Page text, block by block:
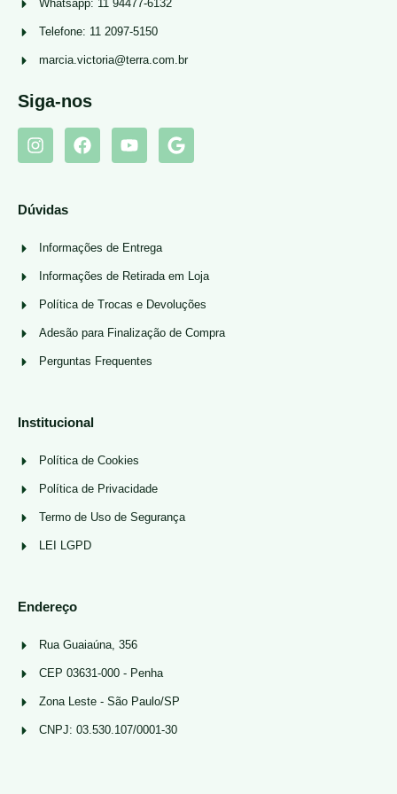
Whatsapp: 11 94477-6132
Telefone: 11 2097-5150
marcia.victoria@terra.com.br
Siga-nos
Dúvidas
Informações de Entrega
Informações de Retirada em Loja
Política de Trocas e Devoluções
Adesão para Finalização de Compra
Perguntas Frequentes
Institucional
Política de Cookies
Política de Privacidade
Termo de Uso de Segurança
LEI LGPD
Endereço
Rua Guaiaúna, 356
CEP 03631-000 - Penha
Zona Leste - São Paulo/SP
CNPJ: 03.530.107/0001-30